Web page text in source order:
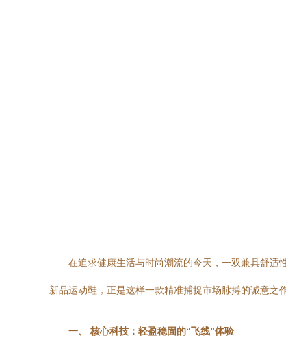
在追求健康生活与时尚潮流的今天，一双兼具舒
新品运动鞋，正是这样一款精准捕捉市场脉搏的诚意之
一、 核心科技：轻盈稳固的“飞线”体验